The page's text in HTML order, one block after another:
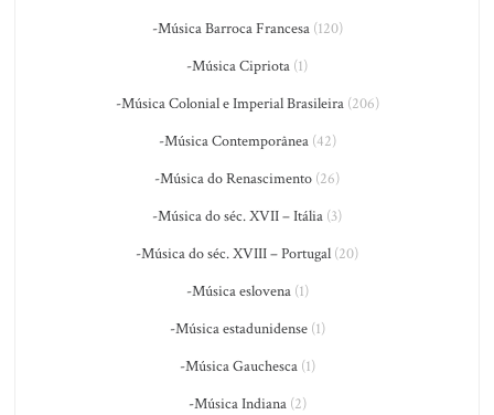
-Música Barroca Francesa(120)
-Música Cipriota (1)
-Música Colonial e Imperial Brasileira(206)
-Música Contemporânea(42)
-Música do Renascimento (26)
-Música do séc. XVII – Itália (3)
-Música do séc. XVIII – Portugal (20)
-Música eslovena(1)
-Música estadunidense(1)
-Música Gauchesca(1)
-Música Indiana(2)